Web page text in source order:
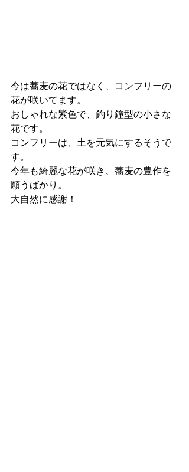
今は蕎麦の花ではなく、コンフリーの
花が咲いてます。
おしゃれな紫色で、釣り鐘型の小さな
花です。
コンフリーは、土を元気にするそうで
す。
今年も綺麗な花が咲き、蕎麦の豊作を
願うばかり。
大自然に感謝！